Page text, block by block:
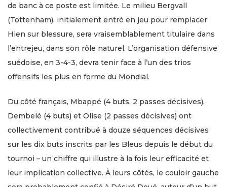
de banc à ce poste est limitée. Le milieu Bergvall
(Tottenham), initialement entré en jeu pour remplacer
Hien sur blessure, sera vraisemblablement titulaire dans
l’entrejeu, dans son rôle naturel. L’organisation défensive
suédoise, en 3-4-3, devra tenir face à l’un des trios
offensifs les plus en forme du Mondial.
Du côté français, Mbappé (4 buts, 2 passes décisives),
Dembelé (4 buts) et Olise (2 passes décisives) ont
collectivement contribué à douze séquences décisives
sur les dix buts inscrits par les Bleus depuis le début du
tournoi – un chiffre qui illustre à la fois leur efficacité et
leur implication collective. À leurs côtés, le couloir gauche